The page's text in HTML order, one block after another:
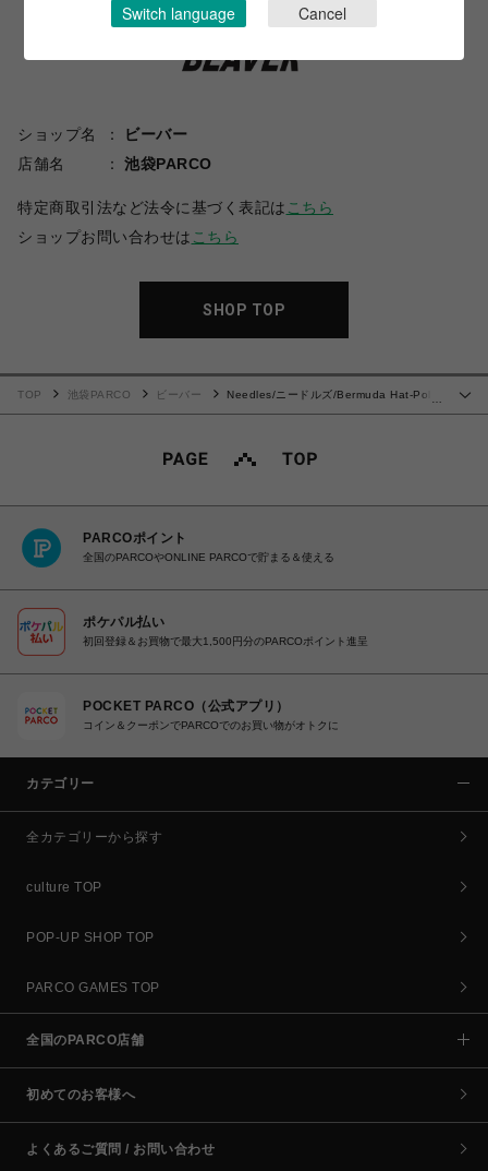
ショップ名
ビーバー
店舗名
池袋PARCO
特定商取引法など法令に基づく表記は こちら
ショップお問い合わせは こちら
SHOP TOP
TOP 池袋PARCO ビーバー
Needles/ニードルズ/Bermuda Hat-Poly
PARCOポイント
全国のPARCOやONLINE PARCOで貯まる＆使える
ポケパル払い
初回登録＆お買物で最大1,500円分のPARCOポイント進呈
POCKET PARCO（公式アプリ）
コイン＆クーポンでPARCOでのお買い物がオトクに
カテゴリー
全カテゴリーから探す
culture TOP
POP-UP SHOP TOP
PARCO GAMES TOP
全国のPARCO店舗
初めてのお客様へ
よくあるご質問 / お問い合わせ
Switch language Cancel